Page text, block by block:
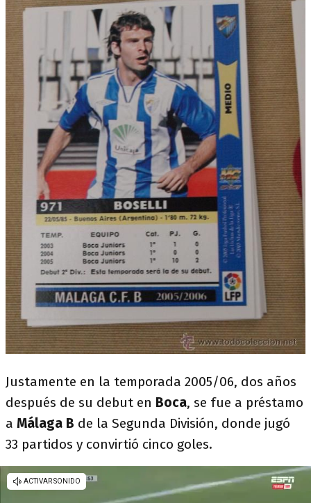
Justamente en la temporada 2005/06, dos años
después de su debut en Boca, se fue a préstamo
a Málaga B de la Segunda División, donde jugó
33 partidos y convirtió cinco goles.